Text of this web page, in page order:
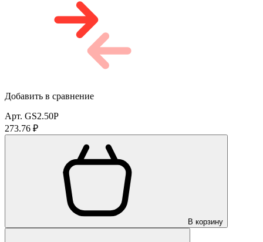
Добавить в сравнение
Арт. GS2.50P
273.76 ₽
В корзину